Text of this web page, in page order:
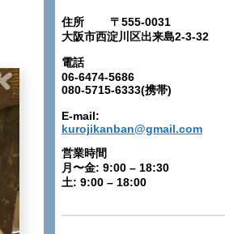
住所 〒555-0031
大阪市西淀川区出来島2-3-32
電話
06-6474-5686
080-5715-6333(携帯)
E-mail:
kurojikanban@gmail.com
営業時間
月〜金: 9:00 – 18:30
土: 9:00 – 18:00